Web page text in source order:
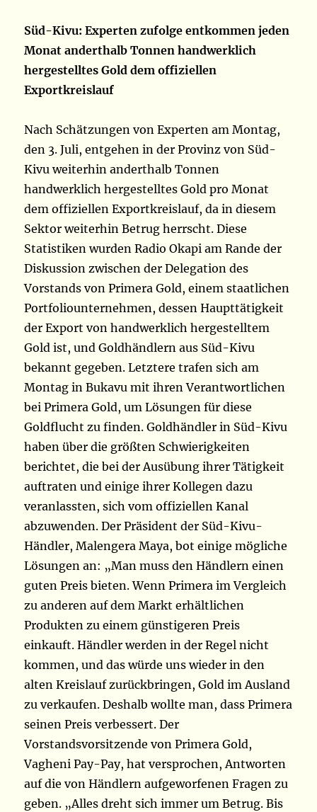
Süd-Kivu: Experten zufolge entkommen jeden
Monat anderthalb Tonnen handwerklich
hergestelltes Gold dem offiziellen
Exportkreislauf
Nach Schätzungen von Experten am Montag,
den 3. Juli, entgehen in der Provinz von Süd-
Kivu weiterhin anderthalb Tonnen
handwerklich hergestelltes Gold pro Monat
dem offiziellen Exportkreislauf, da in diesem
Sektor weiterhin Betrug herrscht. Diese
Statistiken wurden Radio Okapi am Rande der
Diskussion zwischen der Delegation des
Vorstands von Primera Gold, einem staatlichen
Portfoliounternehmen, dessen Haupttätigkeit
der Export von handwerklich hergestelltem
Gold ist, und Goldhändlern aus Süd-Kivu
bekannt gegeben. Letztere trafen sich am
Montag in Bukavu mit ihren Verantwortlichen
bei Primera Gold, um Lösungen für diese
Goldflucht zu finden. Goldhändler in Süd-Kivu
haben über die größten Schwierigkeiten
berichtet, die bei der Ausübung ihrer Tätigkeit
auftraten und einige ihrer Kollegen dazu
veranlassten, sich vom offiziellen Kanal
abzuwenden. Der Präsident der Süd-Kivu-
Händler, Malengera Maya, bot einige mögliche
Lösungen an: „Man muss den Händlern einen
guten Preis bieten. Wenn Primera im Vergleich
zu anderen auf dem Markt erhältlichen
Produkten zu einem günstigeren Preis
einkauft. Händler werden in der Regel nicht
kommen, und das würde uns wieder in den
alten Kreislauf zurückbringen, Gold im Ausland
zu verkaufen. Deshalb wollte man, dass Primera
seinen Preis verbessert. Der
Vorstandsvorsitzende von Primera Gold,
Vagheni Pay-Pay, hat versprochen, Antworten
auf die von Händlern aufgeworfenen Fragen zu
geben. „Alles dreht sich immer um Betrug. Bis